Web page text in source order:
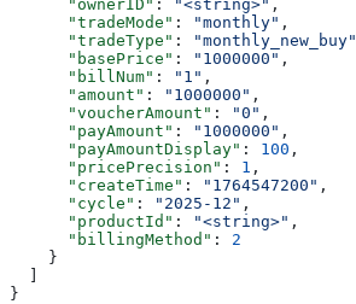
      "ownerID"
: "<string>" ,
      "tradeMode"
: "monthly" ,
      "tradeType"
: "monthly_new_buy"
      "basePrice"
: "1000000" ,
      "billNum"
: "1" ,
      "amount"
: "1000000" ,
      "voucherAmount"
: "0" ,
      "payAmount"
: "1000000" ,
      "payAmountDisplay"
: 100 ,
      "pricePrecision"
: 1 ,
      "createTime"
: "1764547200" ,
      "cycle"
: "2025-12" ,
      "productId"
: "<string>" ,
      "billingMethod"
: 2
    }
  ]
}